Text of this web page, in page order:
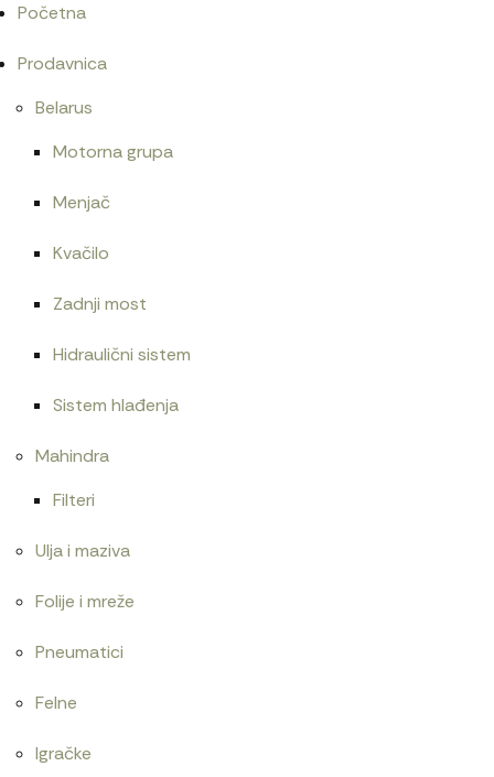
Početna
Prodavnica
Belarus
Motorna grupa
Menjač
Kvačilo
Zadnji most
Hidraulični sistem
Sistem hlađenja
Mahindra
Filteri
Ulja i maziva
Folije i mreže
Pneumatici
Felne
Igračke